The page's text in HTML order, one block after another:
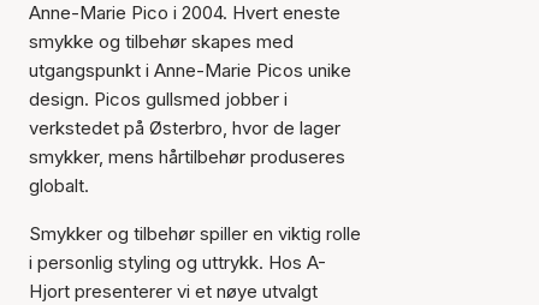
Anne-Marie Pico i 2004. Hvert eneste
smykke og tilbehør skapes med
utgangspunkt i Anne-Marie Picos unike
design. Picos gullsmed jobber i
verkstedet på Østerbro, hvor de lager
smykker, mens hårtilbehør produseres
globalt.
Smykker og tilbehør spiller en viktig rolle
i personlig styling og uttrykk. Hos A-
Hjort presenterer vi et nøye utvalgt